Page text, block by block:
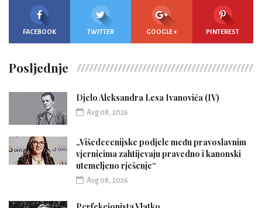
FACEBOOK TWITTER GOOGLE + PINTEREST
Posljednje
Djelo Aleksandra Lesa Ivanovića (IV)
Avg 08, 2026
„Višedecenijske podjele među pravoslavnim
vjernicima zahtijevaju pravedno i kanonski
utemeljeno rješenje“
Avg 08, 2026